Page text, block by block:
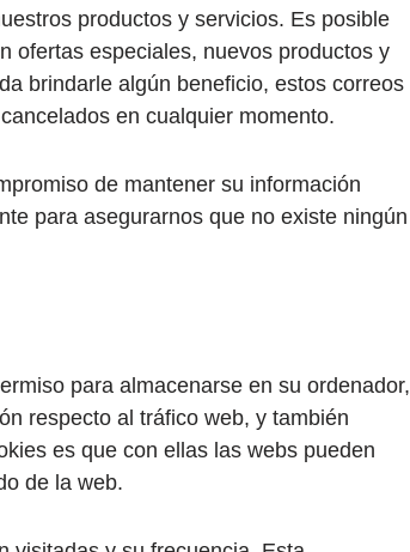
productos y servicios. Es posible
ofertas especiales, nuevos productos y
brindarle algún beneficio, estos correos
en cualquier momento.
de mantener su información
para asegurarnos que no existe ningún
para almacenarse en su ordenador,
respecto al tráfico web, y también
es que con ellas las webs pueden
de la web.